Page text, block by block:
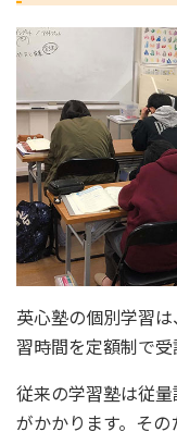
英心塾の個別学習
習時間を定額制で受
従来の学習塾は従
がかかります。そ